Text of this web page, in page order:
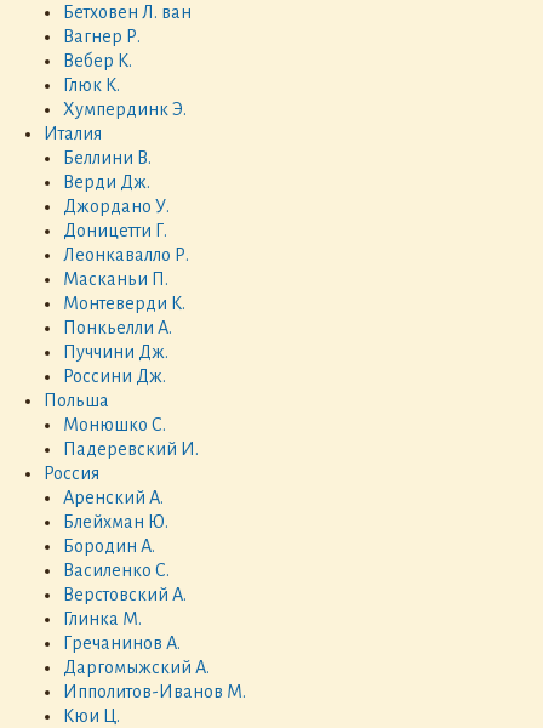
Бетховен Л. ван
Вагнер Р.
Вебер К.
Глюк К.
Хумпердинк Э.
Италия
Беллини В.
Верди Дж.
Джордано У.
Доницетти Г.
Леонкавалло Р.
Масканьи П.
Монтеверди К.
Понкьелли А.
Пуччини Дж.
Россини Дж.
Польша
Монюшко С.
Падеревский И.
Россия
Аренский А.
Блейхман Ю.
Бородин А.
Василенко С.
Верстовский А.
Глинка М.
Гречанинов А.
Даргомыжский А.
Ипполитов-Иванов М.
Кюи Ц.